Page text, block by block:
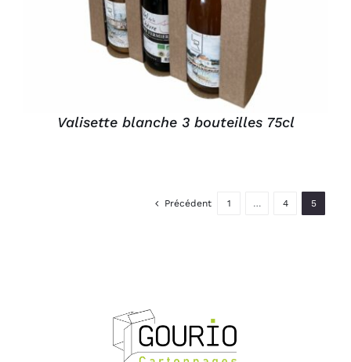
Valisette blanche 3 bouteilles 75cl
Précédent 1 … 4 5